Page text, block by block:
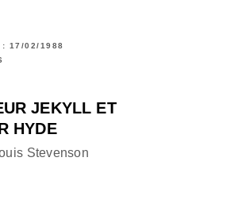
: 17/02/1988
JEKYLL ET
HYDE
Stevenson